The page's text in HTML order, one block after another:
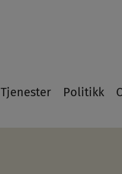
Tjenester Politikk